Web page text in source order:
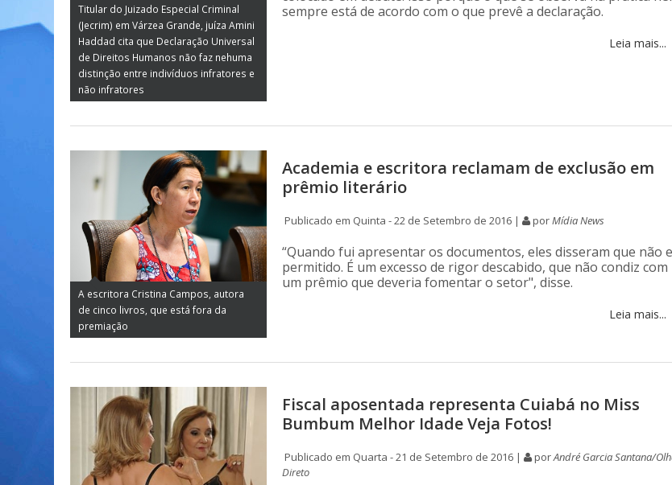
Titular do Juizado Especial Criminal
(Jecrim) em Várzea Grande, juíza Amini
Haddad cita que Declaração Universal
de Direitos Humanos não faz nehuma
distinção entre indivíduos infratores e
não infratores
sempre está de acordo com o que prevê a declaração.
Leia mais...
A escritora Cristina Campos, autora
de cinco livros, que está fora da
premiação
Academia e escritora reclamam de exclusão em
prêmio literário
Publicado em Quinta - 22 de Setembro de 2016 | porMídia News
“Quando fui apresentar os documentos, eles disseram que não
permitido. É um excesso de rigor descabido, que não condiz com
um prêmio que deveria fomentar o setor", disse.
Leia mais...
Fiscal aposentada representa Cuiabá no Miss
Bumbum Melhor Idade Veja Fotos!
Publicado em Quarta - 21 de Setembro de 2016 | porAndré Garcia Santana/
Direto